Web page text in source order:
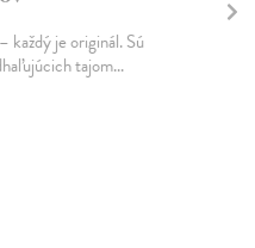
každý je originál. Sú
tajom...